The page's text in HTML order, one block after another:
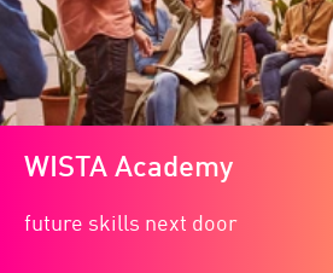
WISTA Academy
future skills next door